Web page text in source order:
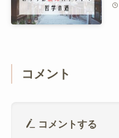
コメント
コメントする